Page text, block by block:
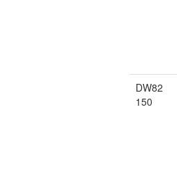
DW82
150